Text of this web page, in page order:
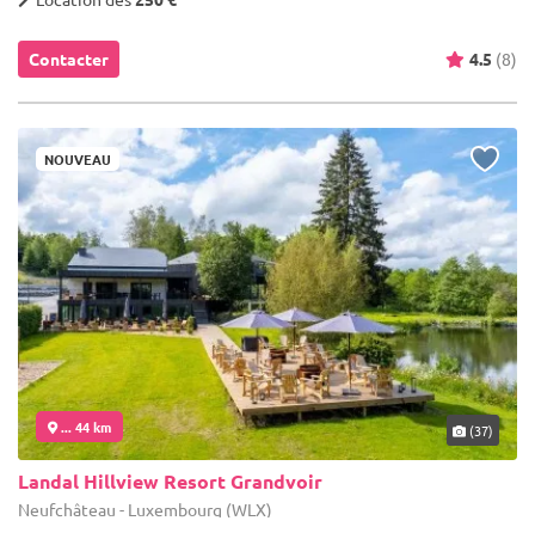
Contacter 4.5 (8)
NOUVEAU
... 44 km (37)
Landal Hillview Resort Grandvoir
Neufchâteau - Luxembourg (WLX)